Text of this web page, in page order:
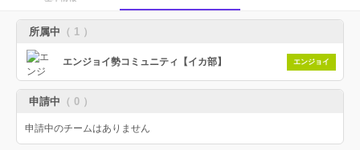
所属中 （ 1 ）
エンジョイ勢コミュニティ【イカ部】 エンジョイ
申請中 （ 0 ）
申請中のチームはありません